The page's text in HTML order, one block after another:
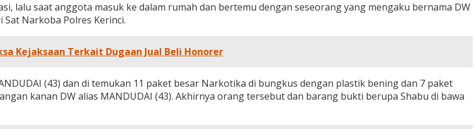
lalu saat anggota masuk ke dalam rumah dan bertemu dengan seseorang yang mengaku bernama DW
Narkoba Polres Kerinci.
Kejaksaan Terkait Dugaan Jual Beli Honorer
(43) dan di temukan 11 paket besar Narkotika di bungkus dengan plastik bening dan 7 paket
kanan DW alias MANDUDAI (43). Akhirnya orang tersebut dan barang bukti berupa Shabu di bawa